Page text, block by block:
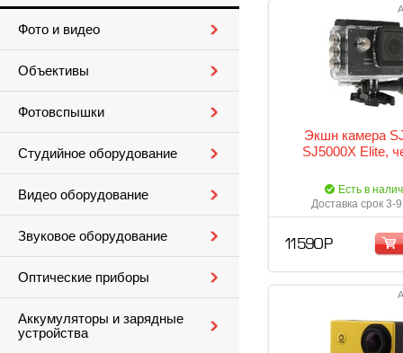
Фото и видео
Объективы
Фотовспышки
Студийное оборудование
Видео оборудование
Звуковое оборудование
Оптические приборы
Аккумуляторы и зарядные
устройства
Экшн камера
SJ5000X Elite,
Есть в
Доставка срок 3-
11 590 Р